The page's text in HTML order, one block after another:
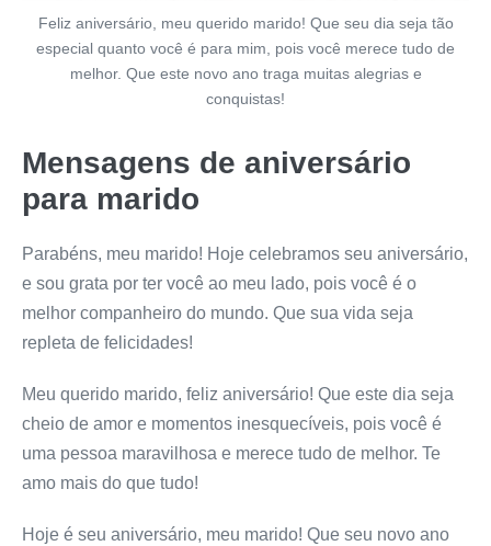
Feliz aniversário, meu querido marido! Que seu dia seja tão
especial quanto você é para mim, pois você merece tudo de
melhor. Que este novo ano traga muitas alegrias e
conquistas!
Mensagens de aniversário
para marido
Parabéns, meu marido! Hoje celebramos seu aniversário,
e sou grata por ter você ao meu lado, pois você é o
melhor companheiro do mundo. Que sua vida seja
repleta de felicidades!
Meu querido marido, feliz aniversário! Que este dia seja
cheio de amor e momentos inesquecíveis, pois você é
uma pessoa maravilhosa e merece tudo de melhor. Te
amo mais do que tudo!
Hoje é seu aniversário, meu marido! Que seu novo ano